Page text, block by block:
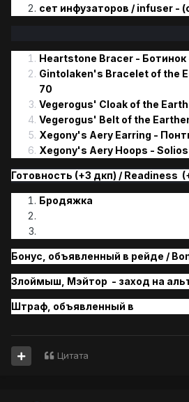
сет инфузаторов / infuser -
Heartstone Bracer - Ботинок
Gintolaken's Bracelet of the
70
Vegerogus' Cloak of the
Vegerogus' Belt of the
Xegony's Aery Earring -
Xegony's Aery Hoops -
Готовность (+3 дкп) / Readiness
Бродяжка
Бонус, объявленный в рейде /
Злоймыш, Мэйтор - заход на
Штраф, объявленный в
Цитата